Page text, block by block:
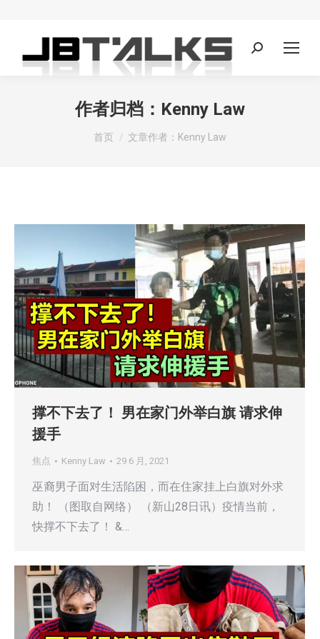
Search:
作者归档： Kenny Law
您在这里：
首页 文章作者：Kenny Law
撑不下去了！ 男在家门外举白旗 请求伸
援手
焦点 Kenny Law 29 6 月, 2021
巫裔男子面对生活陷困，而在住家挂上白旗对外求
助！ （图取自网络） （新山28日讯）疫情当前，
快撑不下去了！ &…